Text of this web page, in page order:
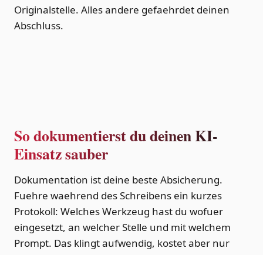
Originalstelle. Alles andere gefaehrdet deinen
Abschluss.
So dokumentierst du deinen KI-
Einsatz sauber
Dokumentation ist deine beste Absicherung.
Fuehre waehrend des Schreibens ein kurzes
Protokoll: Welches Werkzeug hast du wofuer
eingesetzt, an welcher Stelle und mit welchem
Prompt. Das klingt aufwendig, kostet aber nur